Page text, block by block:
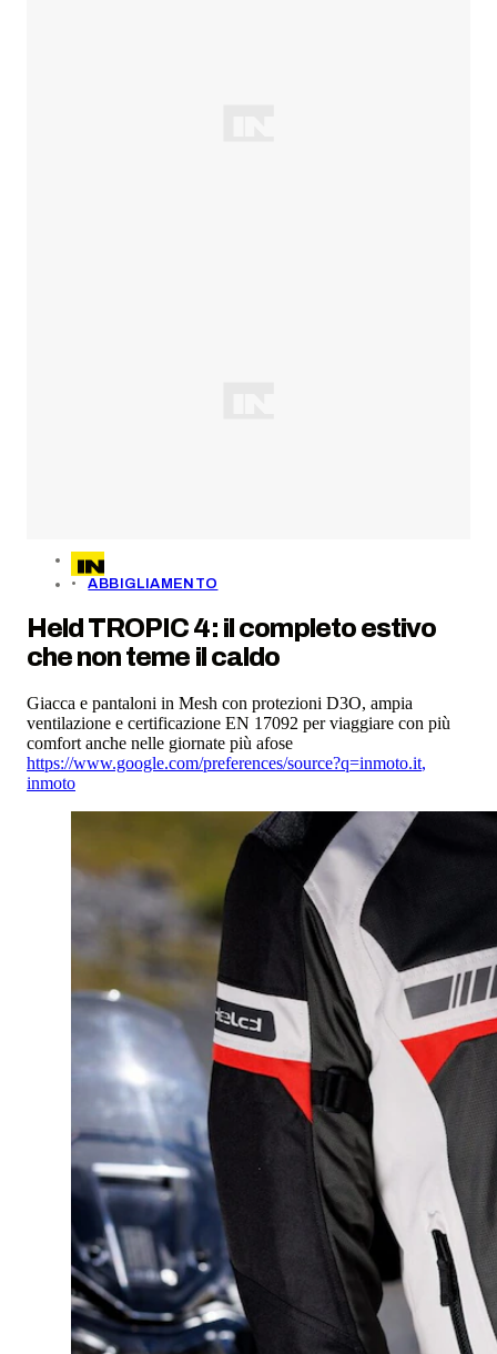
ABBIGLIAMENTO
Held TROPIC 4: il completo estivo
che non teme il caldo
Giacca e pantaloni in Mesh con protezioni D3O, ampia
ventilazione e certificazione EN 17092 per viaggiare con più
comfort anche nelle giornate più afose
https://www.google.com/preferences/source?q=inmoto.it,
inmoto